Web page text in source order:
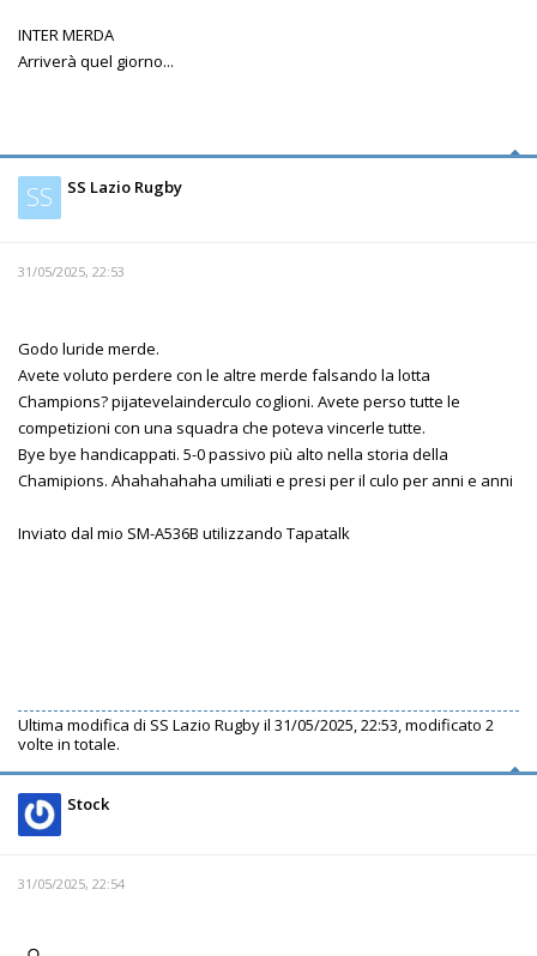
INTER MERDA
Arriverà quel giorno...
SS SS Lazio Rugby
31/05/2025, 22:53
Godo luride merde.
Avete voluto perdere con le altre merde falsando la lotta
Champions? pijatevelainderculo coglioni. Avete perso tutte le
competizioni con una squadra che poteva vincerle tutte.
Bye bye handicappati. 5-0 passivo più alto nella storia della
Chamipions. Ahahahahaha umiliati e presi per il culo per anni e anni
Inviato dal mio SM-A536B utilizzando Tapatalk
Ultima modifica di SS Lazio Rugbyil 31/05/2025, 22:53, modificato 2
volte in totale.
Stock
31/05/2025, 22:54